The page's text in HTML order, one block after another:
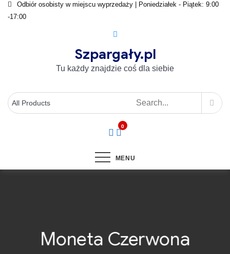
Odbiór osobisty w miejscu wyprzedaży | Poniedziałek - Piątek: 9:00
-17:00
Szpargały.pl
Tu każdy znajdzie coś dla siebie
0
MENU
Moneta Czerwona